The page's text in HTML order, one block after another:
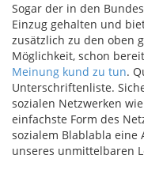
Sogar der in den
Einzug gehalten und
zusätzlich zu den oben
Möglichkeit, schon
Meinung kund zu tun.
Unterschriftenliste.
sozialen Netzwerken
einfachste Form des
sozialem Blablabla
unseres unmittelbaren